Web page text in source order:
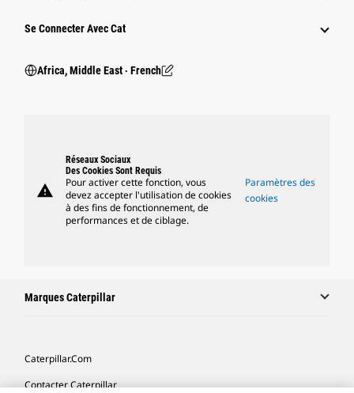
Se Connecter Avec Cat
Africa, Middle East ‧ French
warning
Réseaux Sociaux
Des Cookies Sont Requis
Pour activer cette fonction, vous
devez accepter l'utilisation de cookies
à des fins de fonctionnement, de
performances et de ciblage.
Paramètres des
cookies
Marques Caterpillar
Caterpillar.com
Contacter Caterpillar